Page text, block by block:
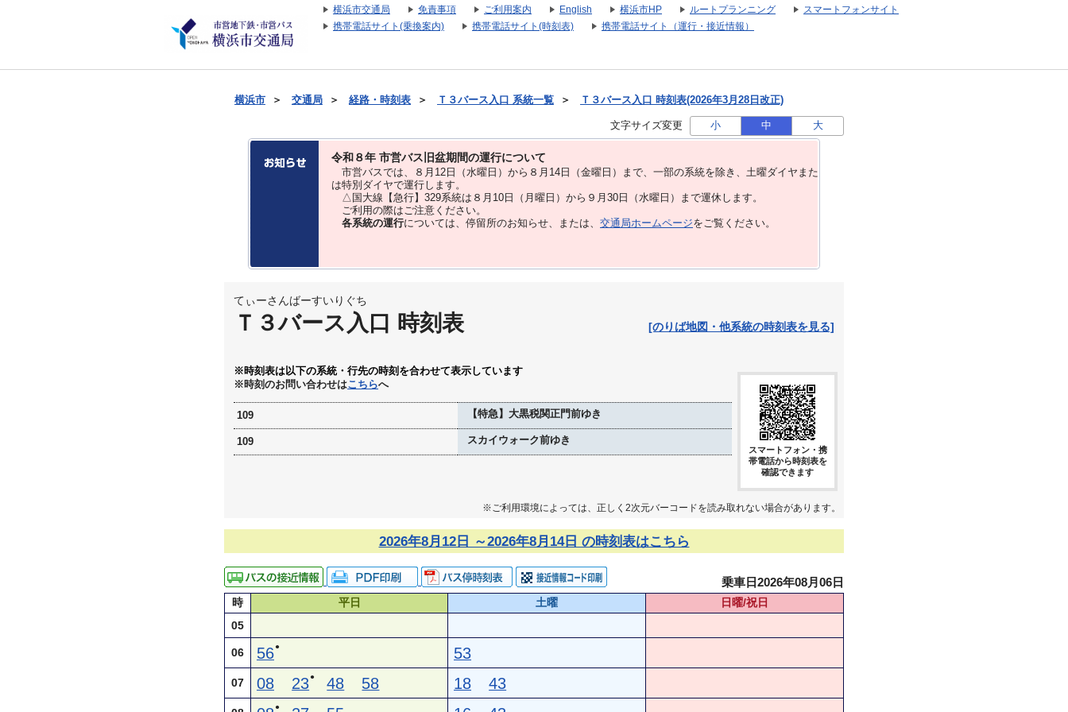
横浜市交通局 免責事項 ご利用案内 English 横浜市HP ルートプランニング
スマートフォンサイト
携帯電話サイト(乗換案内)
携帯電話サイト(時刻表) 携帯電話サイト（運行・接近情報）
横浜市 ＞ 交通局 ＞ 経路・時刻表 ＞ Ｔ３バース入口 系統一覧 ＞ Ｔ３バース入口 時刻表(2026年3月28日改正)
文字サイズ変更 小 中 大
令和８年 市営バス旧盆期間の運行について
市営バスでは、８⽉12⽇（水曜日）から８⽉14⽇（金曜日）まで、⼀部の系統を除き、⼟曜ダイヤまた
は特別ダイヤで運⾏します。
△国大線【急行】329系統は８月10日（月曜日）から９月30日（水曜日）まで運休します。
ご利用の際はご注意ください。
各系統の運行については、停留所のお知らせ、または、 交通局ホームページをご覧ください。
てぃーさんばーすいりぐち
Ｔ３バース入口 時刻表 [のりば地図・他系統の時刻表を見る]
※時刻表は以下の系統・行先の時刻を合わせて表示しています
※時刻のお問い合わせはこちらへ
109 【特急】大黒税関正門前ゆき
109 スカイウォーク前ゆき
スマートフォン・携
帯電話から時刻表を
確認できます
※ご利用環境によっては、正しく2次元バーコードを読み取れない場合があります。
2026年8月12日 ～2026年8月14日 の時刻表はこちら
乗車日2026年08月06日
時 平日 土曜
日曜/祝日
05
06 56● 53
07 08 23● 48 58 18 43
●